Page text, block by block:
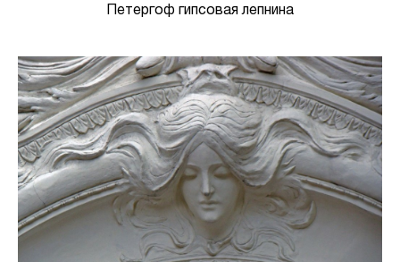
Петергоф гипсовая лепнина